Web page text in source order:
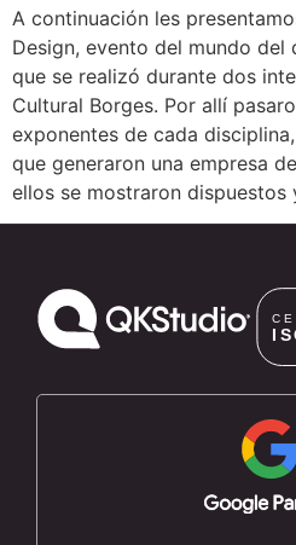
A continuación les
Design, evento del mundo
que se realizó durante dos
Cultural Borges. Por allí
exponentes de cada
que generaron una empresa
ellos se mostraron